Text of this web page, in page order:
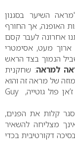
השיער בסגנון
האופנה, אך החורף
אחרונה לעבר קסם
ארוך מעט, אסימטרי
הנמוך בצד הראש
למראה: שחקנית
של מראה זה והוא
פול גוטייה,
Guy–
קלות את הפנים,
מצליחה להשאיר
דקורטיבית בכדי